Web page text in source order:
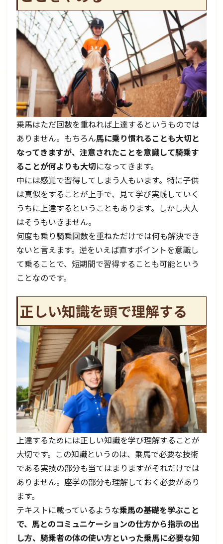
乗馬はただ回数を重ねれば上達するというものでは
ありません。もちろん馬に乗り慣れることも大切と
なってきますが、注意されたことを意識して騎乗す
ることが何よりも大切になってきます。
中には感覚で習得してしまう人もいます。特に子供
は真似をすることが上手で、見て学び実践していく
うちに上達するということもあります。しかし大人
はそうもいきません。
何度も乗り騎乗回数を重ねただけでは何も解決でき
ないと言えます。逆をいえば直すポイントを意識し
て乗ることで、短期間で習得することも可能という
ことなのです。
正しい知識を頭で理解する
上達するためには正しい知識を学び理解することが
大切です。この知識というのは、乗馬で必要な技術
である実技の部分も当てはまりますがそれだけでは
ありません。座学の部分も理解しておく必要があり
ます。
テキストに載っているような乗馬の基礎を学ぶこと
で、馬とのコミュニケーションの仕方から指示の出
し方、騎乗者の体の使い方といった乗馬に必要な知